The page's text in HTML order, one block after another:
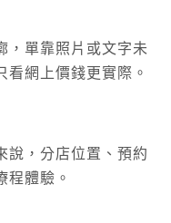
，單靠照片或文字未
看網上價錢更實際。
說，分店位置、預約
程體驗。